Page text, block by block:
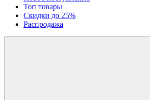
Топ товары
Скидки до 25%
Распродажа